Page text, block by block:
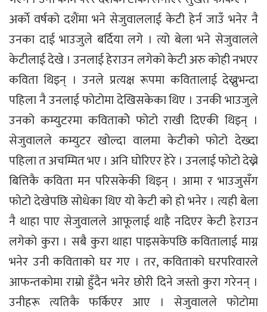
अर्काे वर्षको दशैंमा भने सेजुवाललाई केटी हेर्न जाउँ भनेर नै
उनका दाई भाउजुले बर्दिया लगे । त्यो बेला भने सेजुवालले
केटीलाई देखे । उनलाई हेराउन लगेको केटी अरु कोही नभएर
कविता थिइन् । उनले प्रत्यक्ष रूपमा कवितालाई देख्नुभन्दा
पहिला नै उनलाई फोटोमा देखिसकेका थिए । उनकी भाउजुले
उनको कम्युटरमा कविताकोे फोटो राखी दिएकी थिइन् ।
सेजुवालले कम्युटर खोल्दा वालमा केटीको फोटो देख्दा
पहिला त अचम्मित भए । अनि घोरिएर हेरे । उनलाई फोटो देख्ने
बित्तिकै कविता मन परिसकेकी थिइन् । आमा र भाउजुसँग
फोटो देखेपछि सोधेका थिए यो केटी को हो भनेर । त्यही बेला
नै थाहा पाए सेजुवालले आफूलाई थाहै नदिएर केटी हेराउन
लगेको कुरा । सबै कुरा थाहा पाइसकेपछि कवितालाई माग्न
भनेर उनी कविताको घर गए । तर, कविताको घरपरिवारले
आफन्तकोमा राम्रो हुँदैन भनेर छोरी दिने जस्तो कुरा गरेनन् ।
उनीहरू त्यतिकै फर्किएर आए । सेजुवालले फोटोमा